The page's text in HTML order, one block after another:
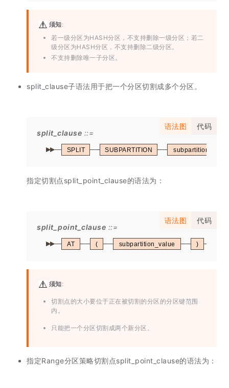
须知:
若一级分区为HASH分区，不支持删除一级分区；若二
级分区为HASH分区，不支持删除二级分区。
不支持删除唯一子分区。
split_clause子语法用于把一个分区切割成多个分区。
语法图 代码
split_clause
SPLIT SUBPARTITION subpartition_name
指定切割点split_point_clause的语法为：
语法图 代码
split_point_clause
AT ( subpartition_value )
须知:
切割点的大小要位于正在被切割的分区的分区键范围
内。
只能把一个分区切割成两个新分区。
指定Range分区策略切割点split_point_clause的语法为：